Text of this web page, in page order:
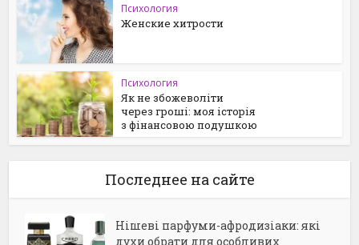
Психология
Женские хитрости
Психология
Як не збожеволіти
через гроші: моя історія
з фінансовою подушкою
Последнее на сайте
Нішеві парфуми-афродизіаки: які
духи обрати для особливих